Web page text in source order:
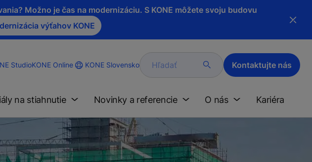
Možno je čas na modernizáciu. S KONE môžete svoju budovu
výťahov KONE
StudioKONE Online KONE Slovensko Hľadať Kontaktujte nás
na stiahnutie Novinky a referencie O nás Kariéra